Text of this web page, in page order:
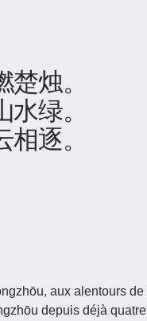
烛。
绿。
逐。
aux alentours de
depuis déjà quatre